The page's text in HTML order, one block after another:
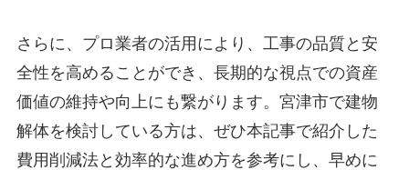
さらに、プロ業者の活用により、工事の品質と安
全性を高めることができ、長期的な視点での資産
価値の維持や向上にも繋がります。宮津市で建物
解体を検討している方は、ぜひ本記事で紹介した
費用削減法と効率的な進め方を参考にし、早めに